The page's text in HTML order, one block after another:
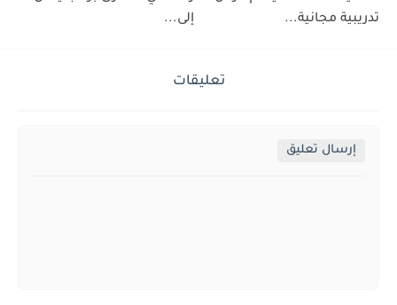
تدريبية مجانية...
إلى...
تعليقات
إرسال تعليق